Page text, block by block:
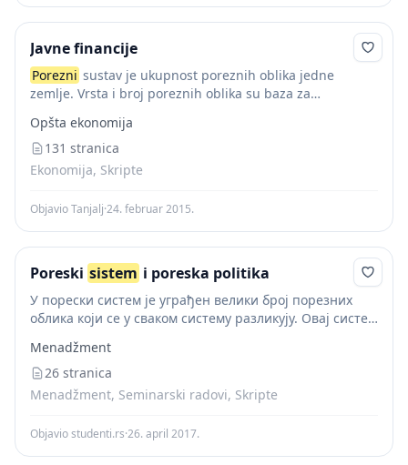
Javne financije
Porezni sustav je ukupnost poreznih oblika jedne
zemlje. Vrsta i broj poreznih oblika su baza za
koje imaju identičan
Opšta ekonomija
131 stranica
Ekonomija, Skripte
Objavio Tanjalj·24. februar 2015.
Poreski sistem i poreska politika
У порески систем је уграђен велики број порезних
облика који се у сваком систему разликују. Овај систем
на располагању пореској власти за остваривање...
Menadžment
26 stranica
Menadžment, Seminarski radovi, Skripte
Objavio studenti.rs·26. april 2017.